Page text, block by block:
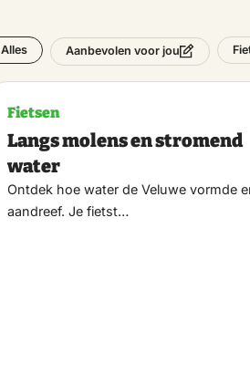
Alles Aanbevolen voor jou
Fietsen
Langs molens en stromend
water
Ontdek hoe water de Veluwe vormde
aandreef. Je fietst…